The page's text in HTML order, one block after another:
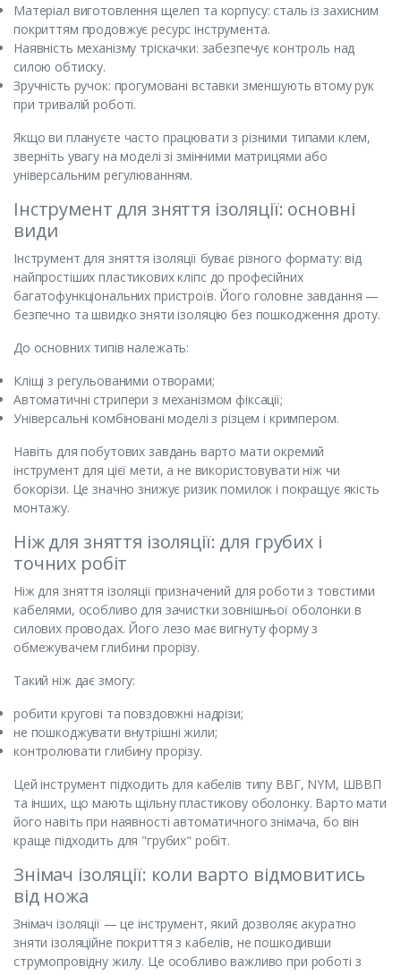
Матеріал виготовлення щелеп та корпусу: сталь із захисним
покриттям продовжує ресурс інструмента.
Наявність механізму тріскачки: забезпечує контроль над
силою обтиску.
Зручність ручок: прогумовані вставки зменшують втому рук
при тривалій роботі.
Якщо ви плануєте часто працювати з різними типами клем,
зверніть увагу на моделі зі змінними матрицями або
універсальним регулюванням.
Інструмент для зняття ізоляції: основні
види
Інструмент для зняття ізоляції буває різного формату: від
найпростіших пластикових кліпс до професійних
багатофункціональних пристроїв. Його головне завдання —
безпечно та швидко зняти ізоляцію без пошкодження дроту.
До основних типів належать:
Кліщі з регульованими отворами;
Автоматичні стрипери з механізмом фіксації;
Універсальні комбіновані моделі з різцем і кримпером.
Навіть для побутових завдань варто мати окремий
інструмент для цієї мети, а не використовувати ніж чи
бокорізи. Це значно знижує ризик помилок і покращує якість
монтажу.
Ніж для зняття ізоляції: для грубих і
точних робіт
Ніж для зняття ізоляції призначений для роботи з товстими
кабелями, особливо для зачистки зовнішньої оболонки в
силових проводах. Його лезо має вигнуту форму з
обмежувачем глибини прорізу.
Такий ніж дає змогу:
робити кругові та повздовжні надрізи;
не пошкоджувати внутрішні жили;
контролювати глибину прорізу.
Цей інструмент підходить для кабелів типу ВВГ, NYM, ШВВП
та інших, що мають щільну пластикову оболонку. Варто мати
його навіть при наявності автоматичного знімача, бо він
краще підходить для "грубих" робіт.
Знімач ізоляції: коли варто відмовитись
від ножа
Знімач ізоляції — це інструмент, який дозволяє акуратно
зняти ізоляційне покриття з кабелів, не пошкодивши
струмопровідну жилу. Це особливо важливо при роботі з